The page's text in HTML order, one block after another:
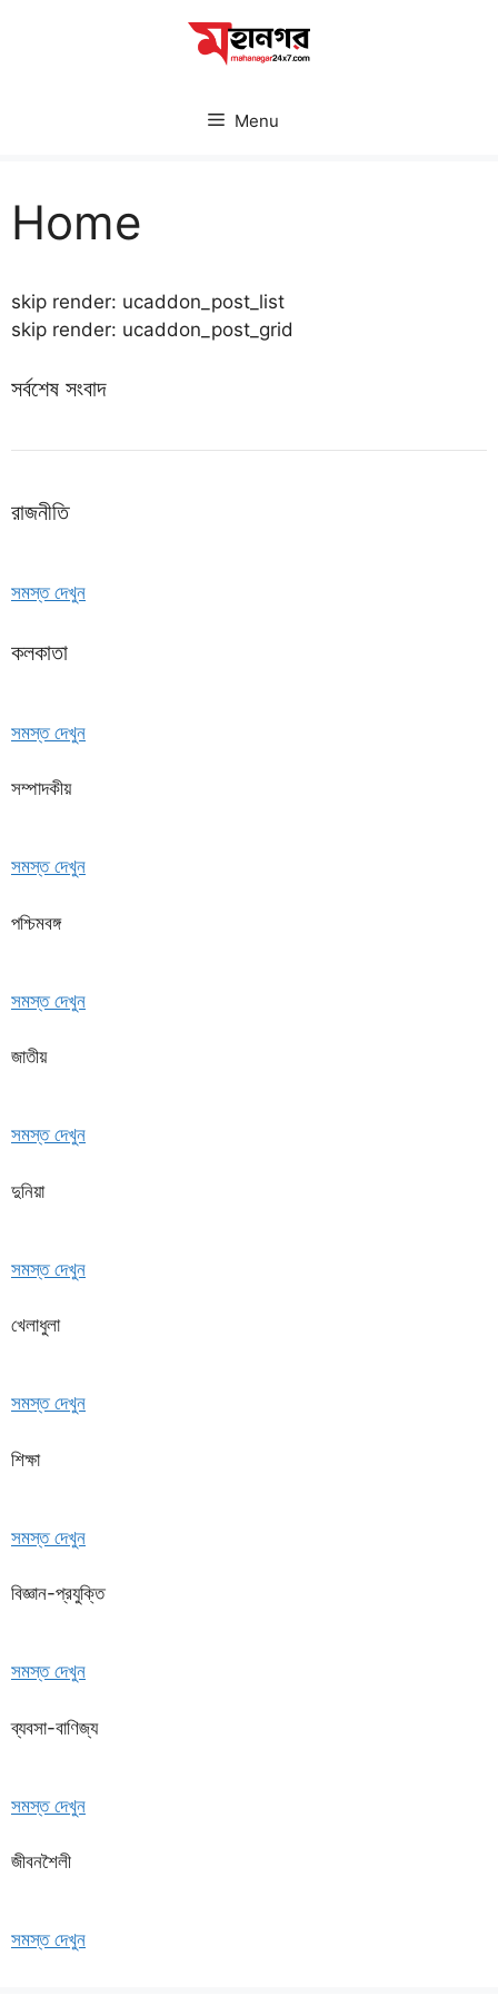
Menu
Home
skip render: ucaddon_post_list
skip render: ucaddon_post_grid
সর্বশেষ সংবাদ
রাজনীতি
সমস্ত দেখুন
কলকাতা
সমস্ত দেখুন
সম্পাদকীয়
সমস্ত দেখুন
পশ্চিমবঙ্গ
সমস্ত দেখুন
জাতীয়
সমস্ত দেখুন
দুনিয়া
সমস্ত দেখুন
খেলাধুলা
সমস্ত দেখুন
শিক্ষা
সমস্ত দেখুন
বিজ্ঞান-প্রযুক্তি
সমস্ত দেখুন
ব্যবসা-বাণিজ্য
সমস্ত দেখুন
জীবনশৈলী
সমস্ত দেখুন